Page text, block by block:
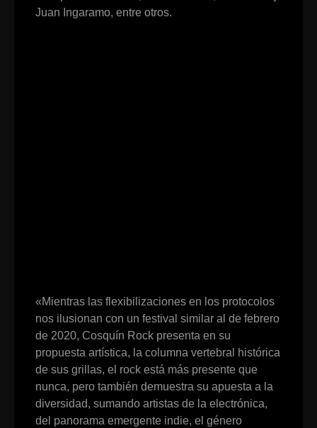
Juan Ingaramo, entre otros.
«Mientras las flexibilizaciones en los protocolos
nos ilusionan con un festival similar al de febrero
de 2020, Cosquín Rock presenta en su
propuesta artística, la columna vertebral histórica
de sus grillas, el rock está más presente que
nunca, pero también demuestra su apuesta a la
diversidad, sumando artistas de la electrónica,
del panorama emergente indie, el género